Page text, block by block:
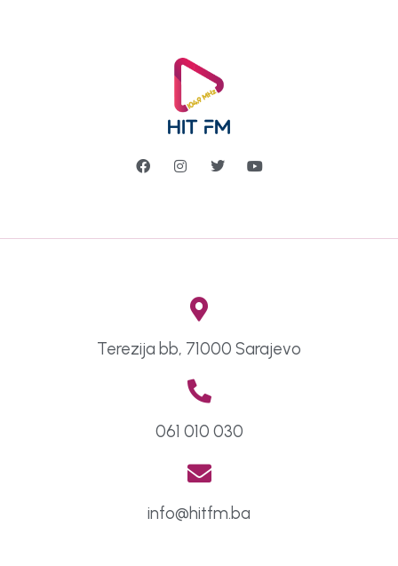
Terezija bb, 71000 Sarajevo
061 010 030
info@hitfm.ba